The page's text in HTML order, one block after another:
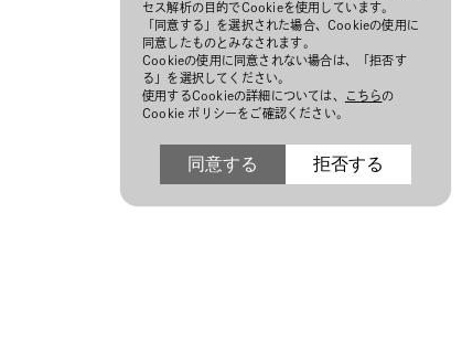
セス解析の目的でCookieを使用しています。
「同意する」を選択された場合、Cookieの使用に
同意したものとみなされます。
Cookieの使用に同意されない場合は、「拒否す
る」を選択してください。
使用するCookieの詳細については、
こちらの
Cookie ポリシーをご確認ください。
同意する 拒否する